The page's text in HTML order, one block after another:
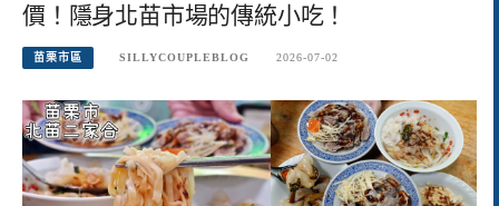
價！隱身北苗市場的傳統小吃！
苗栗市區 SILLYCOUPLEBLOG 2026-07-02